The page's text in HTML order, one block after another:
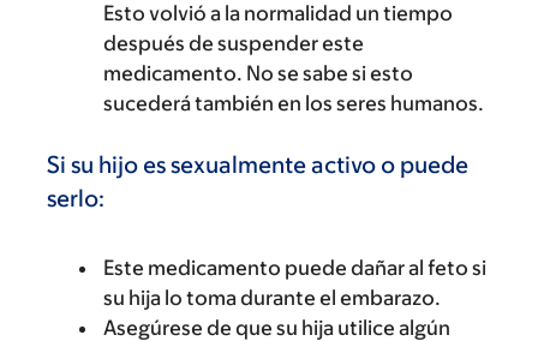
Esto volvió a la normalidad un tiempo
después de suspender este
medicamento. No se sabe si esto
sucederá también en los seres humanos.
Si su hijo es sexualmente activo o puede
serlo:
Este medicamento puede dañar al feto si
su hija lo toma durante el embarazo.
Asegúrese de que su hija utilice algún